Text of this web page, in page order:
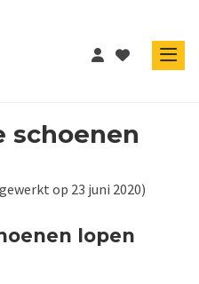
schoenen
op 23 juni 2020)
lopen